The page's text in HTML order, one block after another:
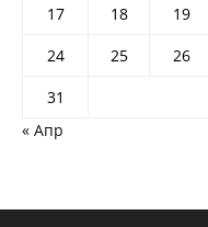
17
18 19
24
25 26
31
« Апр